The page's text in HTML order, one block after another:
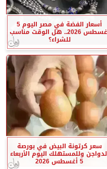
أسعار الفضة في مصر اليوم 5
أغسطس 2026.. هل الوقت مناسب
للشراء؟
سعر كرتونة البيض في بورصة
وللمستهلك اليوم الأربعاء
5 أغسطس 2026